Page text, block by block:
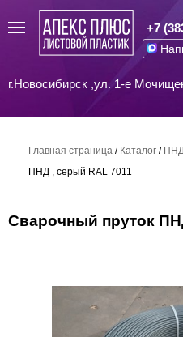
+7
г.Новосибирск ,ул. 1-е
Главная страница / Каталог /
ПНД , серый RAL 7011
Сварочный пруток